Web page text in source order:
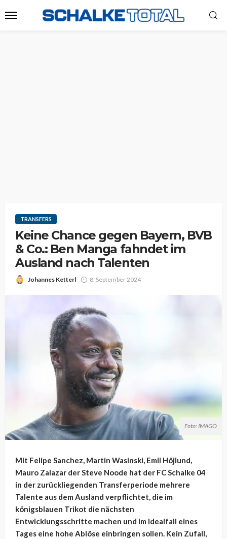
TRANSFERS
Keine Chance gegen Bayern, BVB
& Co.: Ben Manga fahndet im
Ausland nach Talenten
Johannes Ketterl 8. September 2024
Foto: IMAGO
Mit Felipe Sanchez, Martin Wasinski, Emil Höjlund,
Mauro Zalazar der Steve Noode hat der FC Schalke 04
in der zurückliegenden Transferperiode mehrere
Talente aus dem Ausland verpflichtet, die im
königsblauen Trikot die nächsten
Entwicklungsschritte machen und im Idealfall eines
Tages eine hohe Ablöse einbringen sollen. Kein Zufall,